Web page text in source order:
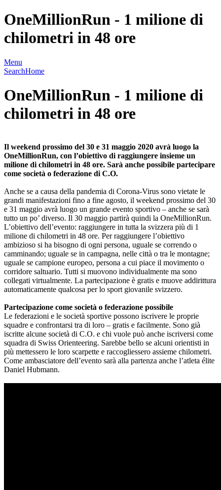
OneMillionRun - 1 milione di
chilometri in 48 ore
Menu
SearchHome
OneMillionRun - 1 milione di
chilometri in 48 ore
Il weekend prossimo del 30 e 31 maggio 2020 avrà luogo la
OneMillionRun, con l’obiettivo di raggiungere insieme un
milione di chilometri in 48 ore. Sarà anche possibile partecipare
come società o federazione di C.O.
Anche se a causa della pandemia di Corona-Virus sono vietate le
grandi manifestazioni fino a fine agosto, il weekend prossimo del 30
e 31 maggio avrà luogo un grande evento sportivo – anche se sarà
tutto un po’ diverso. Il 30 maggio partirà quindi la OneMillionRun.
L’obiettivo dell’evento: raggiungere in tutta la svizzera più di 1
milione di chilometri in 48 ore. Per raggiungere l’obiettivo
ambizioso si ha bisogno di ogni persona, uguale se correndo o
camminando; uguale se in campagna, nelle città o tra le montagne;
uguale se campione europeo, persona a cui piace il movimento o
corridore saltuario. Tutti si muovono individualmente ma sono
collegati virtualmente. La partecipazione è gratis e muove addirittura
automaticamente qualcosa per lo sport giovanile svizzero.
Partecipazione come società o federazione possibile
Le federazioni e le società sportive possono iscrivere le proprie
squadre e confrontarsi tra di loro – gratis e facilmente. Sono già
iscritte alcune società di C.O. e chi vuole può anche iscriversi come
squadra di Swiss Orienteering. Sarebbe bello se alcuni orientisti in
più mettessero le loro scarpette e raccogliessero assieme chilometri.
Come ambasciatore dell’evento sarà alla partenza anche l’atleta élite
Daniel Hubmann.